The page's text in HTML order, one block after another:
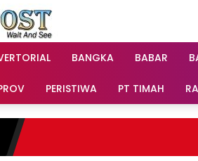
BANGKA BABAR
PERISTIWA PT TIMAH